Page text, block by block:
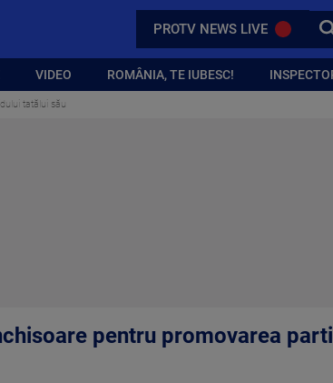
PROTV NEWS LIVE
VIDEO ROMÂNIA, TE IUBESC!
tatălui său
pentru promovarea